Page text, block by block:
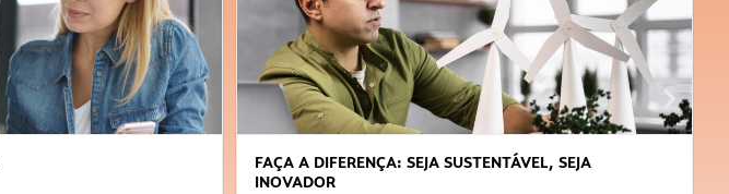
FAÇA A DIFERENÇA: SEJA SUSTENTÁVEL, SEJA
INOVADOR